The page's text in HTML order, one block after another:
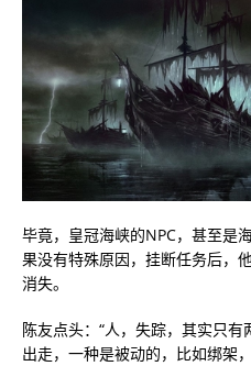
毕竟，皇冠海峡的NPC，甚至是
果没有特殊原因，挂断任务后，
消失。
陈友点头：“人，失踪，其实只
出走，一种是被动的，比如绑架